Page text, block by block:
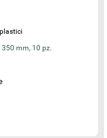
mm, 10 pz.